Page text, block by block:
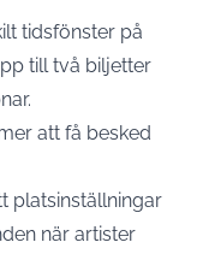
tidsfönster på
till två biljetter
att få besked
platsinställningar
när artister